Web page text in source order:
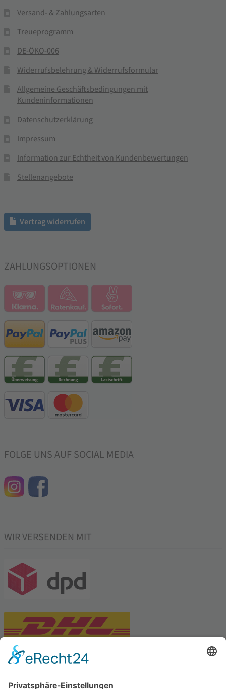
Versand- & Zahlungsarten
Treueprogramm
DE-ÖKO-006
Widerrufsbelehrung & Widerrufsformular
Allgemeine Geschäftsbedingungen mit
Kundeninformationen
Datenschutzerklärung
Impressum
Information zur Echtheit von Kundenbewertungen
Stellenangebote
Vertrag widerrufen
ZAHLUNGSOPTIONEN
FOLGE UNS AUF SOCIAL MEDIA
WIR VERSENDEN MIT